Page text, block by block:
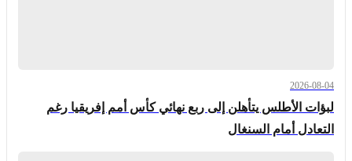
2026-08-04
لبؤات الأطلس يتأهلن إلى ربع نهائي كأس أمم إفريقيا رغم
التعادل أمام السنغال